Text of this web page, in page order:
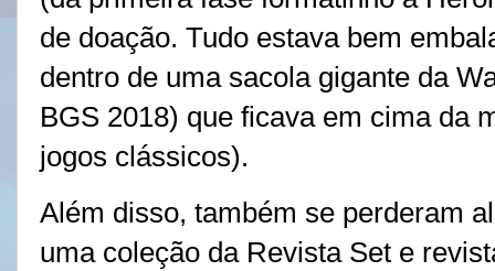
de doação. Tudo estava bem
dentro de uma sacola gigante da
BGS 2018) que ficava em cima da
jogos clássicos).
Além disso, também se perderam
uma coleção da Revista Set e